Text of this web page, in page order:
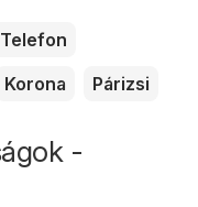
Telefon
Korona Párizsi
-